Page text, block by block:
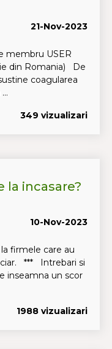
21-Nov-2023
USER
din Romania) De
coagularea
349 vizualizari
la incasare?
10-Nov-2023
firmele care au
*** Intrebari si
inseamna un scor
1988 vizualizari